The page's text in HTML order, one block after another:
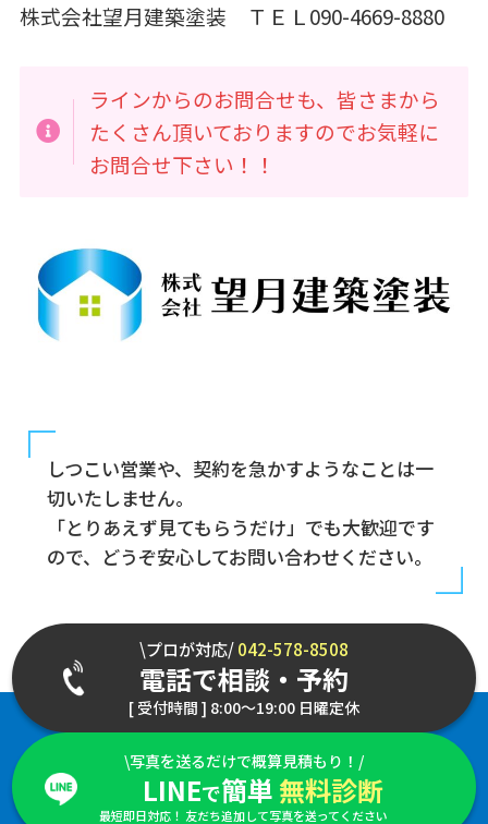
株式会社望月建築塗装 ＴＥＬ090-4669-8880
ラインからのお問合せも、皆さまから
たくさん頂いておりますのでお気軽に
お問合せ下さい！！
しつこい営業や、契約を急かすようなことは一
切いたしません。
「とりあえず見てもらうだけ」でも大歓迎です
ので、どうぞ安心してお問い合わせください。
\プロが対応/042-578-8508
電話で相談・予約
[ 受付時間 ] 8:00～19:00 日曜定休
\写真を送るだけで概算見積もり！/
LINEで簡単 無料診断
最短即日対応！ 友だち追加して写真を送ってください